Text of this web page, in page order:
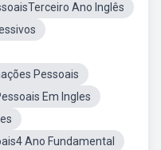
Ano Inglês
Pessoais
Em Ingles
Ano Fundamental